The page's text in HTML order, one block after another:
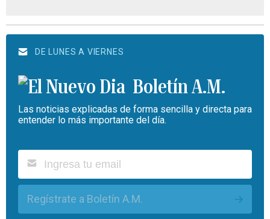
DE LUNES A VIERNES
Boletín A.M.
Las noticias explicadas de forma sencilla y directa para
entender lo más importante del día.
Regístrate a Boletín A.M.